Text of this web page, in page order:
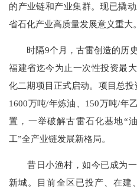
的产业链和产业集群。现已撬
省石化产业高质量发展意义重大。
时隔9个月，古雷创造的历史
福建省迄今为止一次性投资最
化二期项目正式启动。项目总
1600万吨/年炼油、150万吨/年
置，一举破解古雷石化基地“
工”全产业链发展新格局。
昔日小渔村，如今已成为一
新城。目前全区已投产、在建